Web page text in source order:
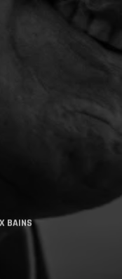
BAINS